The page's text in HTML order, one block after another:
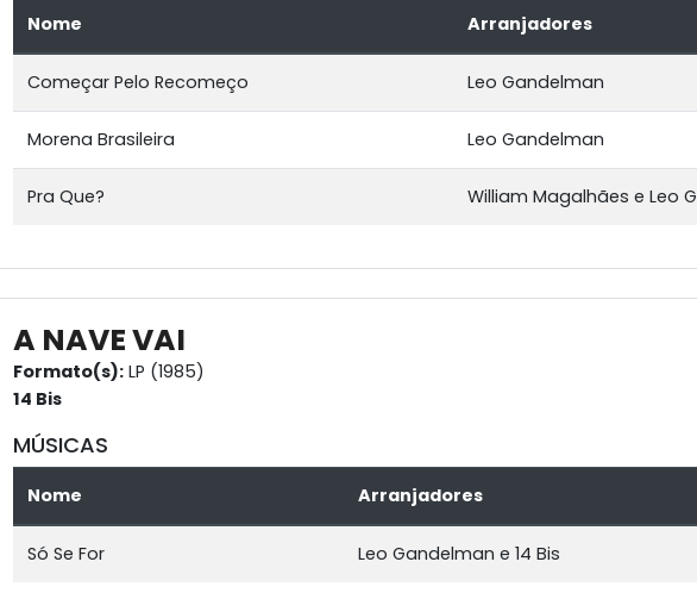
Nome Arranjadores
Começar Pelo Recomeço Leo Gandelman
Morena Brasileira Leo Gandelman
Pra Que? William Magalhães e Leo
A NAVE VAI
Formato(s): LP (1985)
14 Bis
MÚSICAS
Nome Arranjadores
Só Se For Leo Gandelman e 14 Bis